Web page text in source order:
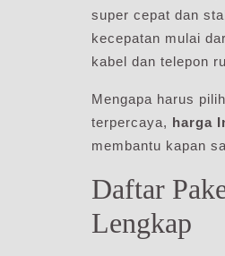
super cepat dan
kecepatan mulai
kabel dan telepon
Mengapa harus pilih
terpercaya, harga
membantu kapan
Daftar
Lengkap